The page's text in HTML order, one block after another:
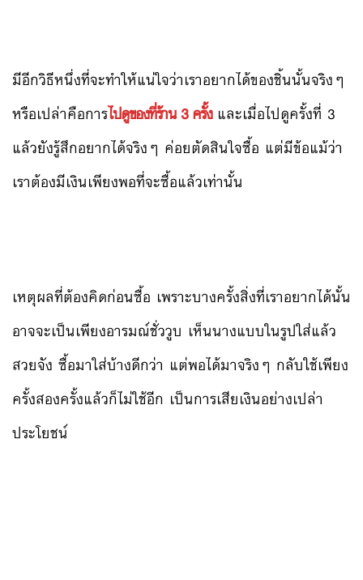
มีอีกวิธีหนึ่งที่จะทำให้แน่ใจว่าเราอยากได้ของชิ้นนั้นจริงๆ
หรือเปล่าคือการไปดูของที่ร้าน 3 ครั้งและเมื่อไปดูครั้งที่ 3
แล้วยังรู้สึกอยากได้จริงๆ ค่อยตัดสินใจซื้อ แต่มีข้อแม้ว่า
เราต้องมีเงินเพียงพอที่จะซื้อแล้วเท่านั้น
เหตุผลที่ต้องคิดก่อนซื้อ เพราะบางครั้งสิ่งที่เราอยากได้นั้น
อาจจะเป็นเพียงอารมณ์ชั่ววูบ เห็นนางแบบในรูปใส่แล้ว
สวยจัง ซื้อมาใส่บ้างดีกว่า แต่พอได้มาจริงๆ กลับใช้เพียง
ครั้งสองครั้งแล้วก็ไม่ใช้อีก เป็นการเสียเงินอย่างเปล่า
ประโยชน์